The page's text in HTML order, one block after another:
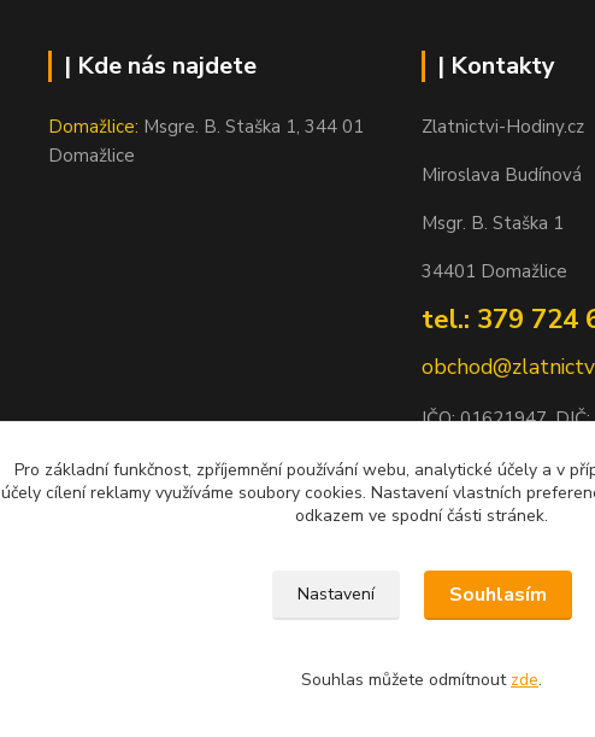
| Kde nás najdete
Domažlice: Msgre. B. Staška 1, 344 01
Domažlice
| Kontakty
Zlatnictvi-Hodiny.cz
Miroslava Budínová
Msgr. B. Staška 1
34401 Domažlice
tel.: 379 724
IČO: 01621947,
Bankovní spojení:
Pro základní funkčnost, zpříjemnění používání webu, analytické účely a v
účely cílení reklamy využíváme soubory cookies. Nastavení vlastních
odkazem ve spodní části stránek.
Nastavení Souhlasím
Souhlas můžete odmítnout zde.